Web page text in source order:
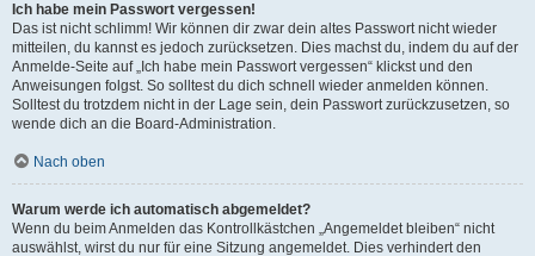
Ich habe mein Passwort vergessen!
Das ist nicht schlimm! Wir können dir zwar dein altes Passwort nicht wieder
mitteilen, du kannst es jedoch zurücksetzen. Dies machst du, indem du auf der
Anmelde-Seite auf „Ich habe mein Passwort vergessen“ klickst und den
Anweisungen folgst. So solltest du dich schnell wieder anmelden können.
Solltest du trotzdem nicht in der Lage sein, dein Passwort zurückzusetzen, so
wende dich an die Board-Administration.
Nach oben
Warum werde ich automatisch abgemeldet?
Wenn du beim Anmelden das Kontrollkästchen „Angemeldet bleiben“ nicht
auswählst, wirst du nur für eine Sitzung angemeldet. Dies verhindert den